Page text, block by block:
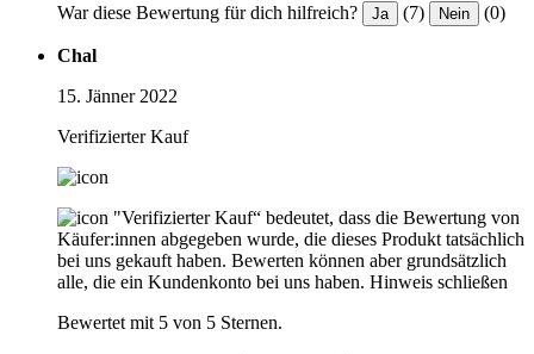
War diese Bewertung für dich hilfreich? Ja (7) Nein (0)
Chal
15. Jänner 2022
Verifizierter Kauf
"Verifizierter Kauf“ bedeutet, dass die Bewertung von
Käufer:innen abgegeben wurde, die dieses Produkt tatsächlich
bei uns gekauft haben. Bewerten können aber grundsätzlich
alle, die ein Kundenkonto bei uns haben. Hinweis schließen
Bewertet mit 5 von 5 Sternen.